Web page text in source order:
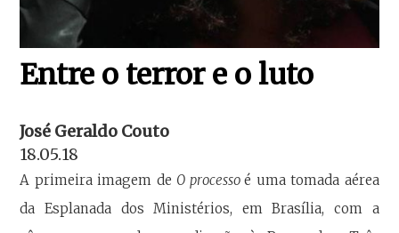
Entre o terror e o luto
José Geraldo Couto
18.05.18
A primeira imagem de O processoé uma tomada aérea
da Esplanada dos Ministérios, em Brasília, com a